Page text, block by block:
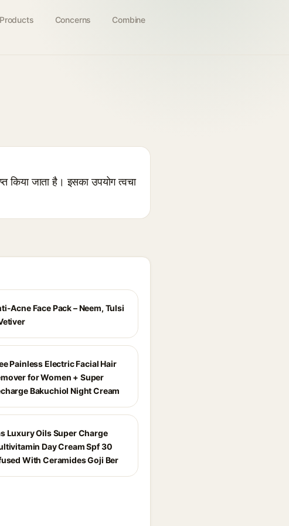
Products Concerns Combine
जाता है। इसका उपयोग त्वचा
Acne Face Pack – Neem, Tulsi
Painless Electric Facial Hair
for Women + Super
Bakuchiol Night Cream
Luxury Oils Super Charge
Day Cream Spf 30
With Ceramides Goji Ber